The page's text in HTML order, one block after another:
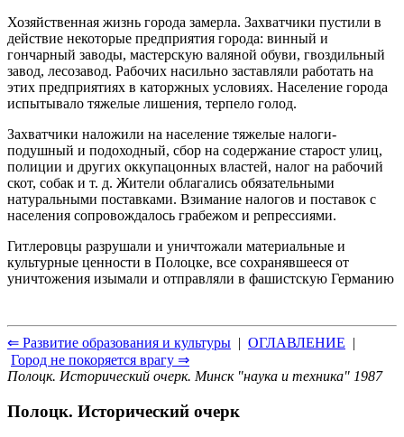
Хозяйственная жизнь города замерла. Захватчики пустили в
действие некоторые предприятия города: винный и
гончарный заводы, мастерскую валяной обуви, гвоздильный
завод, лесозавод. Рабочих насильно заставляли работать на
этих предприятиях в каторжных условиях. Население города
испытывало тяжелые лишения, терпело голод.
Захватчики наложили на население тяжелые налоги-
подушный и подоходный, сбор на содержание старост улиц,
полиции и других оккупацонных властей, налог на рабочий
скот, собак и т. д. Жители облагались обязательными
натуральными поставками. Взимание налогов и поставок с
населения сопровождалось грабежом и репрессиями.
Гитлеровцы разрушали и уничтожали материальные и
культурные ценности в Полоцке, все сохранявшееся от
уничтожения изымали и отправляли в фашистскую Германию
⇐ Развитие образования и культуры | ОГЛАВЛЕНИЕ |
Город не покоряется врагу ⇒
Полоцк. Исторический очерк. Минск "наука и техника" 1987
Полоцк. Исторический очерк